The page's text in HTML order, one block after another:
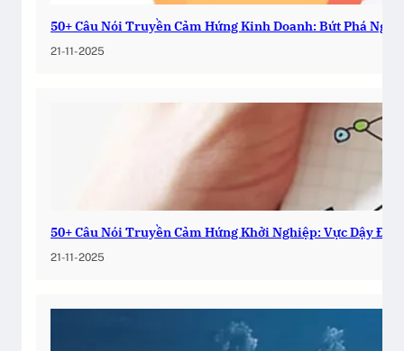
50+ Câu Nói Truyền Cảm Hứng Kinh Doanh: Bứt Phá Ngay!
21-11-2025
50+ Câu Nói Truyền Cảm Hứng Khởi Nghiệp: Vực Dậy
21-11-2025